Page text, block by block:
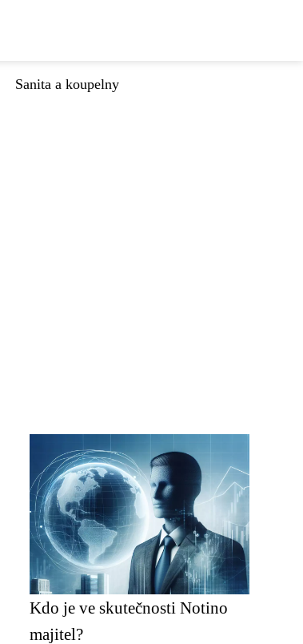
Sanita a koupelny
Kdo je ve skutečnosti Notino
majitel?